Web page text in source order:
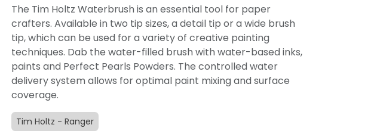
The Tim Holtz Waterbrush is an essential tool for paper
crafters. Available in two tip sizes, a detail tip or a wide brush
tip, which can be used for a variety of creative painting
techniques. Dab the water-filled brush with water-based inks,
paints and Perfect Pearls Powders. The controlled water
delivery system allows for optimal paint mixing and surface
coverage.
Tim Holtz - Ranger